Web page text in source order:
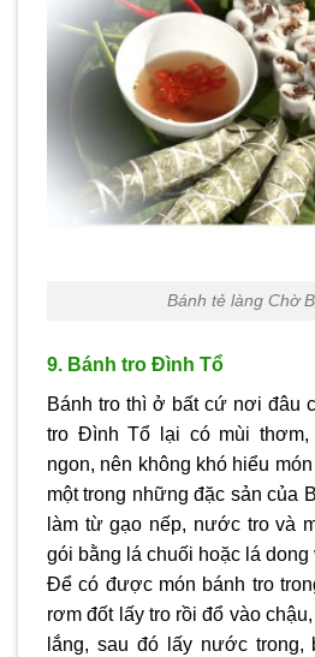
Bánh tẻ làng Chờ
9. Bánh tro Đình Tổ
Bánh tro thì ở bất cứ nơi đâu
tro Đình Tổ lại có mùi
ngon, nên không khó hiểu
một trong những đặc sản của
làm từ gạo nếp, nước tro và
gói bằng lá chuối hoặc lá dong
Để có được món bánh tro
rơm đốt lấy tro rồi đổ vào
lắng, sau đó lấy nước trong,